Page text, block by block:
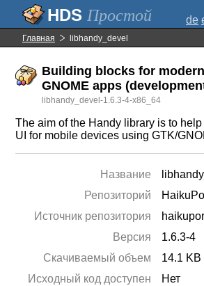
Простой de
Главная libhandy_devel
Building blocks for
GNOME apps
libhandy_devel-1.6.3-4-x86_64
The aim of the Handy library is to
UI for mobile devices using GTK/
Название
Репозиторий
Источник репозитория
Версия
1.6.3-4
Скачиваемый объем
14.1 KB
Исходный код доступен
Нет